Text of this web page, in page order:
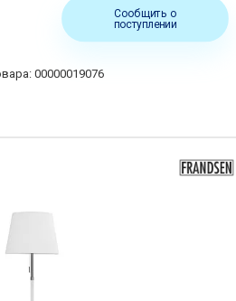
Сообщить о
поступлении
00000019076